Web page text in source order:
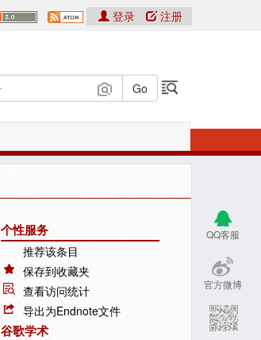
登录 注册
QQ客服
官方微博
个性服务
推荐该条目
保存到收藏夹
查看访问统计
导出为Endnote文件
谷歌学术